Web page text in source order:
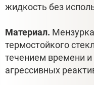
жидкость без
Материал.
термостойкого
течением времени
агрессивных